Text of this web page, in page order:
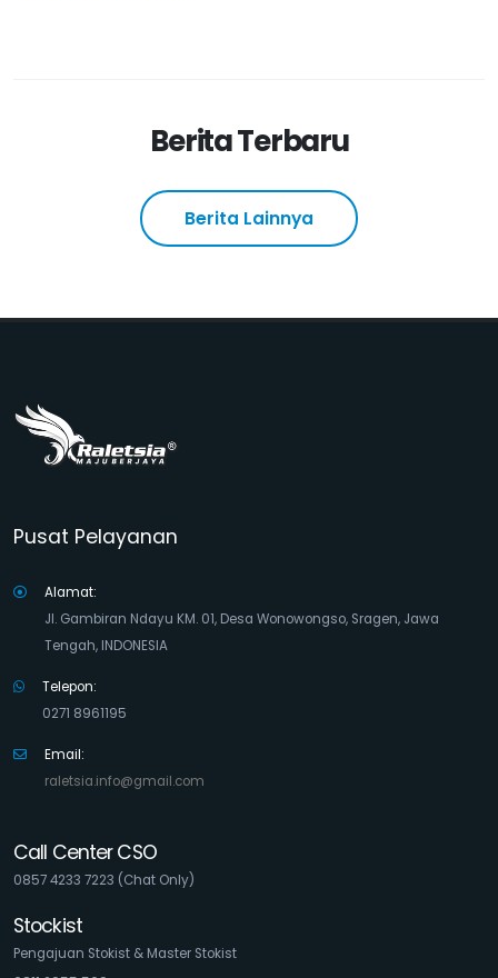
Berita Terbaru
Pusat Pelayanan
Alamat:
Jl. Gambiran Ndayu KM. 01, Desa Wonowongso, Sragen, Jawa
Tengah, INDONESIA
Telepon:
0271 8961195
Email:
raletsia.info@gmail.com
Call Center CSO
0857 4233 7223 (Chat Only)
Stockist
Pengajuan Stokist & Master Stokist